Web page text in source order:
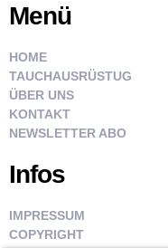
Menü
HOME
TAUCHAUSRÜSTUG
ÜBER UNS
KONTAKT
NEWSLETTER ABO
Infos
IMPRESSUM
COPYRIGHT